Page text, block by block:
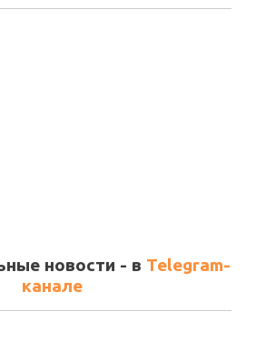
новости - в Telegram-
канале